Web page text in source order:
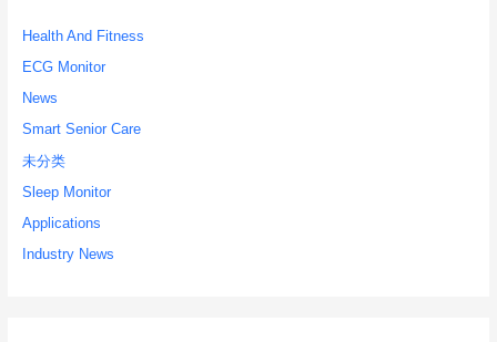
o
r
:
Health And Fitness
ECG Monitor
News
Smart Senior Care
未分类
Sleep Monitor
Applications
Industry News